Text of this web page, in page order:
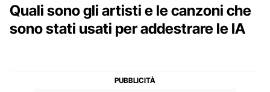
Quali sono gli artisti e le canzoni che
sono stati usati per addestrare le IA